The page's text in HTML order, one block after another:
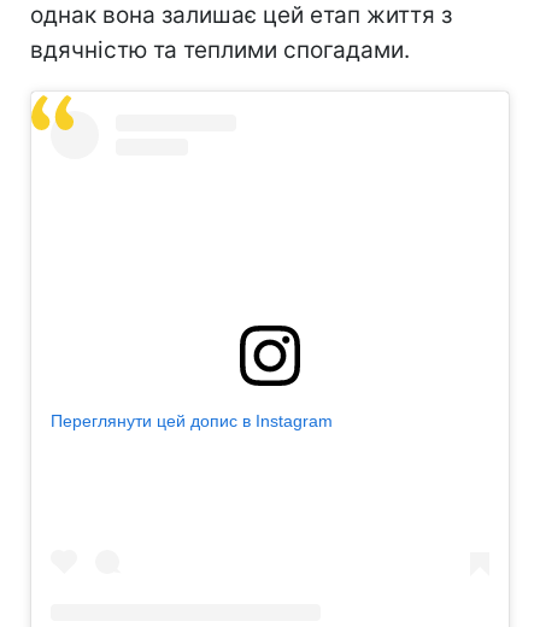
однак вона залишає цей етап життя з
вдячністю та теплими спогадами.
Переглянути цей допис в Instagram